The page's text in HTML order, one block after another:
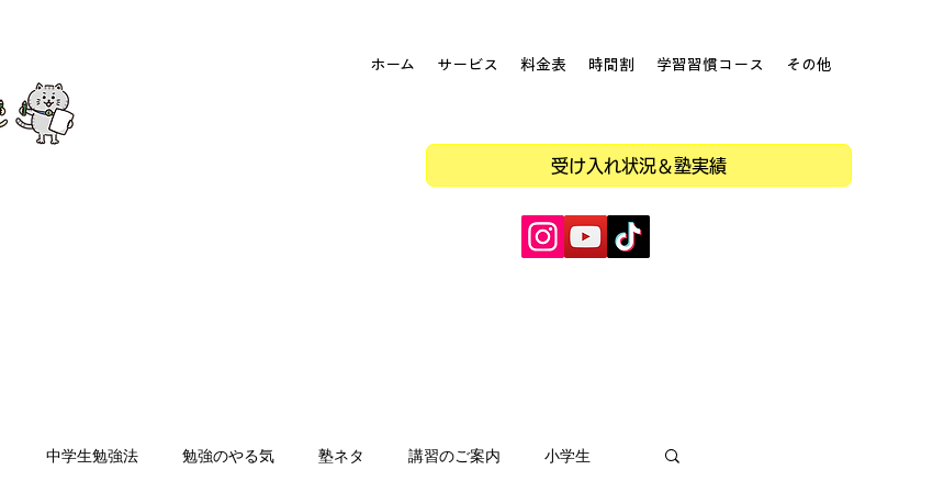
ホーム サービス 料金表 時間割 学習習慣コース その他
受け入れ状況＆塾実績
中学生勉強法 勉強のやる気 塾ネタ 講習のご案内 小学生